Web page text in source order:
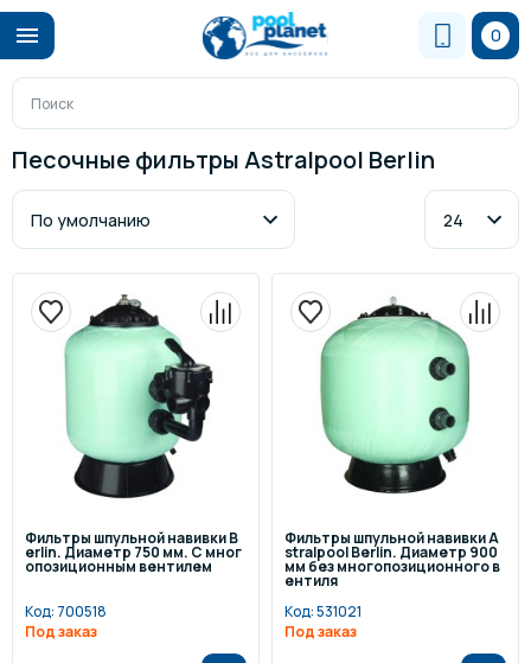
0
Песочные фильтры Astralpool Berlin
Фильтры шпульной навивки B
erlin. Диаметр 750 мм. С мног
опозиционным вентилем
Код: 700518
Под заказ
Фильтры шпульной навивки A
stralpool Berlin. Диаметр 900
мм без многопозиционного в
ентиля
Код:531021
Под заказ